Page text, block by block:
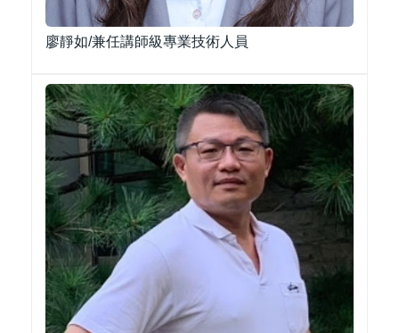
廖靜如/兼任講師級專業技術人員